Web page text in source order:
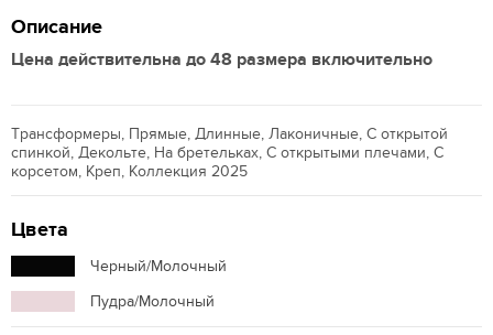
Описание
Цена действительна до 48 размера включительно
Трансформеры, Прямые, Длинные, Лаконичные, С открытой
спинкой, Декольте, На бретельках, С открытыми плечами, С
корсетом, Креп, Коллекция 2025
Цвета
Черный/Молочный
Пудра/Молочный